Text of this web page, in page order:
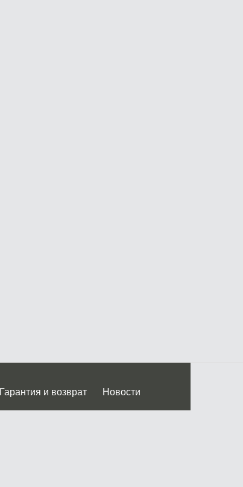
Гарантия и возврат Новости